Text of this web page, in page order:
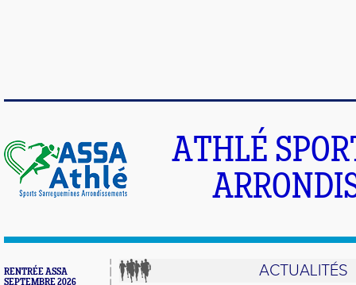
ATHLÉ
RENTRÉE ASSA
SEPTEMBRE 2026
ACTUALITÉS